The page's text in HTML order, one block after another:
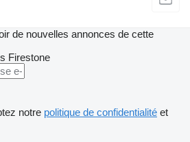
de nouvelles annonces de cette
Firestone
notre politique de confidentialité et